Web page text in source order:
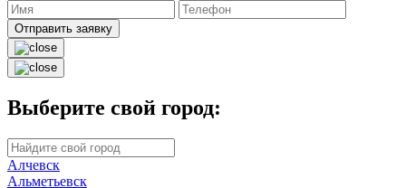
Отправить заявку
Выберите свой город:
Алчевск
Альметьевск